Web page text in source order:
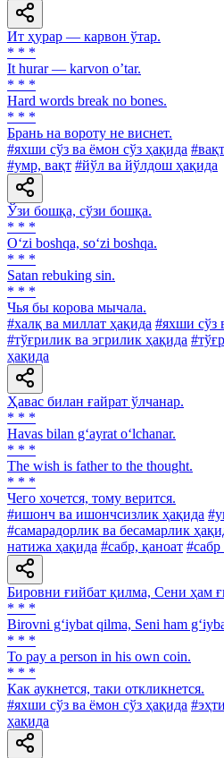
Ит ҳурар — карвон ўтар.
* * *
It hurar — karvon oʼtar.
* * *
Hard words break no bones.
* * *
Брань на вороту не виснет.
#яхши сўз ва ёмон сўз ҳақида
#умр, вақт #йўл ва йўлдош ҳақида
Ўзи бошқа, сўзи бошқа.
* * *
O‘zi boshqa, so‘zi boshqa.
* * *
Satan rebuking sin.
* * *
Чья бы корова мычала.
#халқ ва миллат ҳақида #яхши сўз
#тўғрилик ва эгрилик ҳақида
ҳақида
Ҳавас билан ғайрат ўлчанар.
* * *
Havas bilan g‘ayrat o‘lchanar.
* * *
The wish is father to the thought.
* * *
Чего хочется, тому верится.
#ишонч ва ишончсизлик ҳақида
#самарадорлик ва бесамарлик
натижа ҳақида #сабр, қаноат #сабр
Бировни ғийбат қилма, Сени ҳам
* * *
Birovni g‘iybat qilma, Seni ham
* * *
To pay a person in his own coin.
* * *
Как аукнется, таки откликнется.
#яхши сўз ва ёмон сўз ҳақида
ҳақида